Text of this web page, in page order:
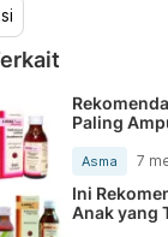
Paling
Dokter
Asma 7
Ini
Anak yang